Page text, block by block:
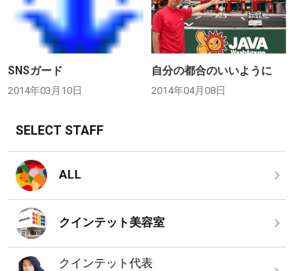
SNSガード
2014年03月10日
自分の都合のいいように
2014年04月08日
SELECT STAFF
ALL
クインテット美容室
クインテット代表